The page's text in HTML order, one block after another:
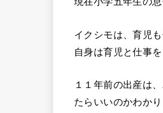
イクシモは、育児
自身は育児と仕事
１１年前の出産は
たらいいのかわか